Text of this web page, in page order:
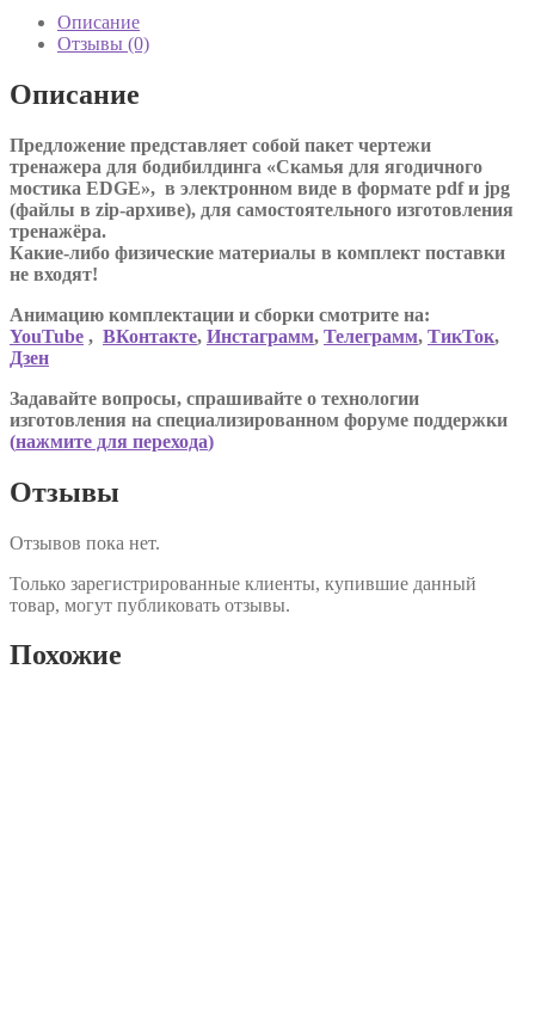
Описание
Отзывы (0)
Описание
Предложение представляет собой пакет чертежи
тренажера для бодибилдинга «Скамья для ягодичного
мостика EDGE», в электронном виде в формате pdf и jpg
(файлы в zip-архиве), для самостоятельного изготовления
тренажёра.
Какие-либо физические материалы в комплект поставки
не входят!
Анимацию комплектации и сборки смотрите на:
YouTube , ВКонтакте, Инстаграмм, Телеграмм, ТикТок,
Дзен
Задавайте вопросы, спрашивайте о технологии
изготовления на специализированном форуме поддержки
(нажмите для перехода)
Отзывы
Отзывов пока нет.
Только зарегистрированные клиенты, купившие данный
товар, могут публиковать отзывы.
Похожие